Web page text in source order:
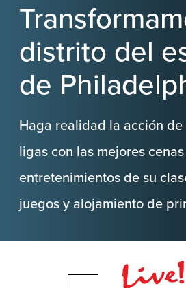
distrito del
de
Haga realidad la acción
ligas con las mejores
entretenimientos de su
juegos y alojamiento de